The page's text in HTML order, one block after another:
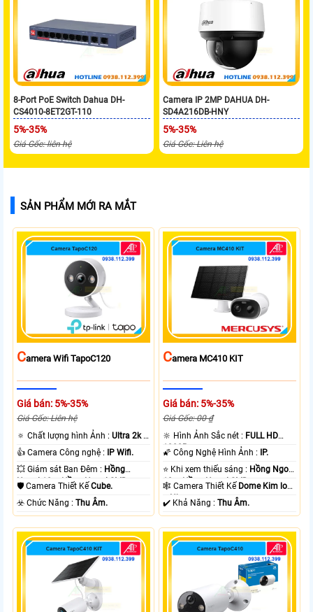
8-Port PoE Switch Dahua DH-
CS4010-8ET2GT-110
5%-35%
Giá Gốc: liên hệ
Camera IP 2MP DAHUA DH-
SD4A216DB-HNY
5%-35%
Giá Gốc: Liên hệ
SẢN PHẨM MỚI RA MẮT
CAmera Wifi TapoC120
Giá bán: 5%-35%
Giá Gốc: Liên hệ
🔅 Chất lượng hình Ảnh :Ultra 2k +
.
👍 Camera Công nghệ :
IP Wifi.
💥 Giám sát Ban Đêm : Hồng
Ngoại 10m Hồng Ngoại SMD.
🛡 Camera Thiết KếCube.
️☣️ Chức Năng :Thu Âm.
CAmera MC410 KIT
Giá bán: 5%-35%
Giá Gốc: 00 ₫
🔆 Hình Ảnh Sắc nét : FULL HD
1080P .
🌠 Công Nghệ Hình Ảnh :
IP.
⭐ Khi xem thiếu sáng : Hồng Ngoại
10m Hồng Ngoại SMD.
🕸️ Camera Thiết Kế Dome Kim loại
+ Nhựa.
️✔️ Khả Năng :Thu Âm.